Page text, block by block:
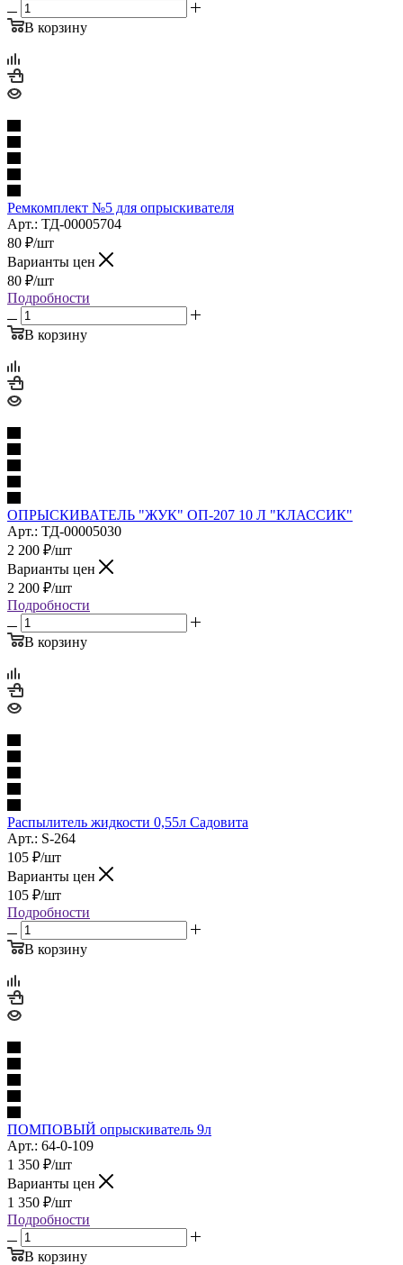
В корзину
Ремкомплект №5 для опрыскивателя
Арт.: ТД-00005704
80 ₽/шт
Варианты цен
80 ₽/шт
Подробности
В корзину
ОПРЫСКИВАТЕЛЬ "ЖУК" ОП-207 10 Л "КЛАССИК"
Арт.: ТД-00005030
2 200 ₽/шт
Варианты цен
2 200 ₽/шт
Подробности
В корзину
Распылитель жидкости 0,55л Садовита
Арт.: S-264
105 ₽/шт
Варианты цен
105 ₽/шт
Подробности
В корзину
ПОМПОВЫЙ опрыскиватель 9л
Арт.: 64-0-109
1 350 ₽/шт
Варианты цен
1 350 ₽/шт
Подробности
В корзину